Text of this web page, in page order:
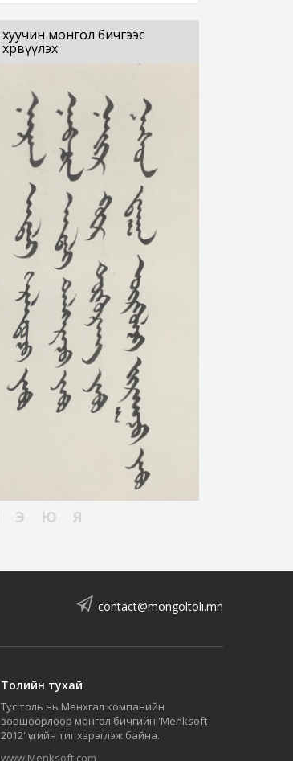
хуучин монгол бичгээс
хөрвүүлэх
Э Ю Я
contact@mongoltoli.mn
Толийн тухай
Тус толь нь Мөнхгал компанийн
зөвшөөрлөөр монгол бичгийн 'Menksoft
2012' үсгийн тиг хэрэглэж байна.
www.Menksoft.com